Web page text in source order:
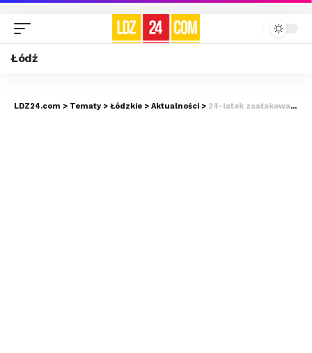
Łódź
LDZ24.com > Tematy > Łódzkie > Aktualności > 24-latek zaatakował własną matkę na parkingu w Piotrkowie. To nie koniec jego problemów…